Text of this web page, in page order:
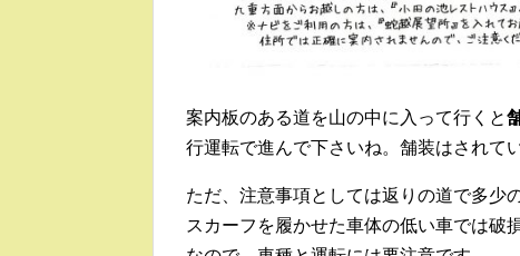
案内板のある道を山の中に入って行くと
行運転で進んで下さいね。舗装はされて
ただ、注意事項としては返りの道で多少
スカーフを履かせた車体の低い車では破